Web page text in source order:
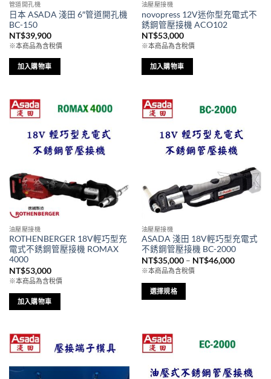
頁
面
選
擇
選
管道開孔機
日本 ASADA 淺田 6″管道開孔機
BC-150
NT$39,900
※本商品為含稅價
加入購物車
油壓壓接機
novopress 12V迷你型充電式不
銹鋼管壓接機 ACO102
NT$53,000
※本商品為含稅價
加入購物車
油壓壓接機
ROTHENBERGER 18V輕巧型充
電式不銹鋼管壓接機 ROMAX
4000
NT$53,000
※本商品為含稅價
加入購物車
油壓壓接機
ASADA 淺田 18V輕巧型充電式
不銹鋼管壓接機 BC-2000
NT$35,000 – NT$46,000價
※本商品為含稅價
選擇規格
有
多